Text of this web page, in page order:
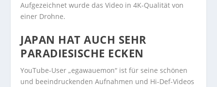
Aufgezeichnet wurde das Video in 4K-Qualität von
einer Drohne.
JAPAN HAT AUCH SEHR
PARADIESISCHE ECKEN
YouTube-User „egawauemon“ ist für seine schönen
und beeindruckenden Aufnahmen und Hi-Def-Videos